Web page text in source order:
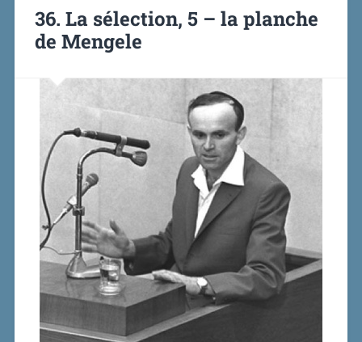
36. La sélection, 5 – la planche
de Mengele